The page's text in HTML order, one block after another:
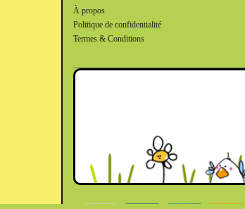
À propos
Politique de confidentialité
Termes & Conditions